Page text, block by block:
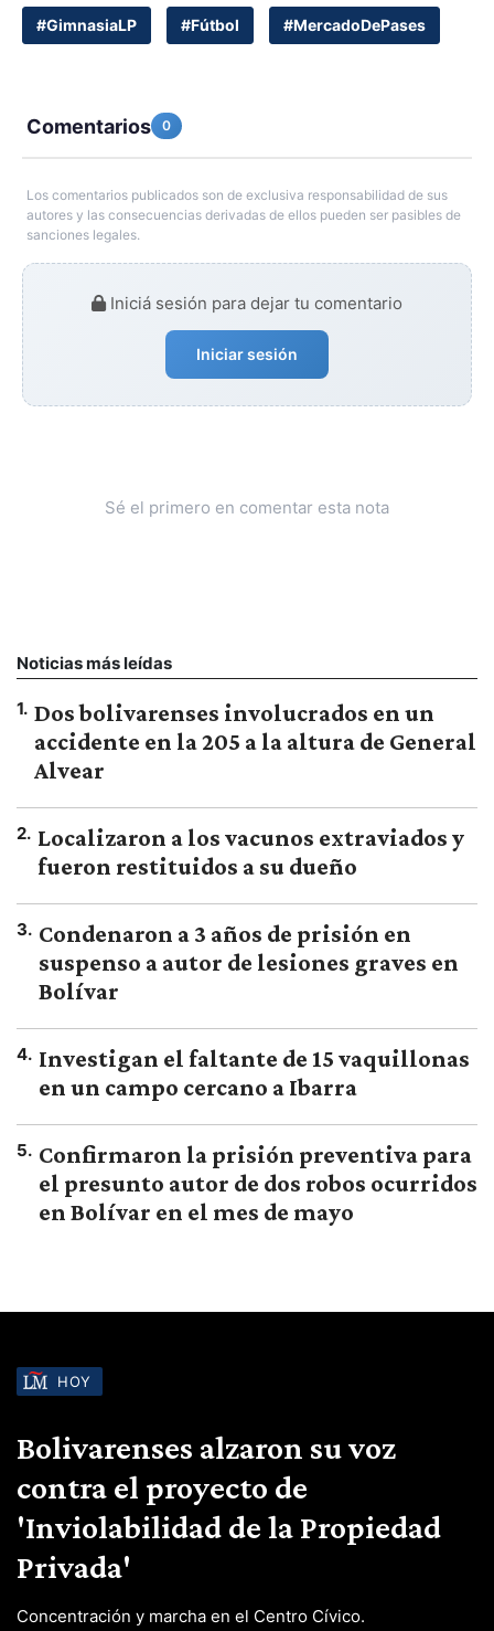
#GimnasiaLP #Fútbol #MercadoDePases
Comentarios 0
Los comentarios publicados son de exclusiva responsabilidad de sus
autores y las consecuencias derivadas de ellos pueden ser pasibles de
sanciones legales.
Iniciá sesión para dejar tu comentario
Iniciar sesión
Sé el primero en comentar esta nota
Noticias más leídas
1. Dos bolivarenses involucrados en un
accidente en la 205 a la altura de General
Alvear
2. Localizaron a los vacunos extraviados y
fueron restituidos a su dueño
3. Condenaron a 3 años de prisión en
suspenso a autor de lesiones graves en
Bolívar
4. Investigan el faltante de 15 vaquillonas
en un campo cercano a Ibarra
5. Confirmaron la prisión preventiva para
el presunto autor de dos robos ocurridos
en Bolívar en el mes de mayo
HOY
Bolivarenses alzaron su voz
contra el proyecto de
'Inviolabilidad de la Propiedad
Privada'
Concentración y marcha en el Centro Cívico.